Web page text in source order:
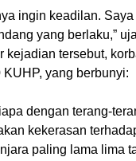
ingin keadilan.
yang berlaku,”
kejadian tersebut,
KUHP, yang berbunyi:
dengan terang-
kekerasan
paling lama lima